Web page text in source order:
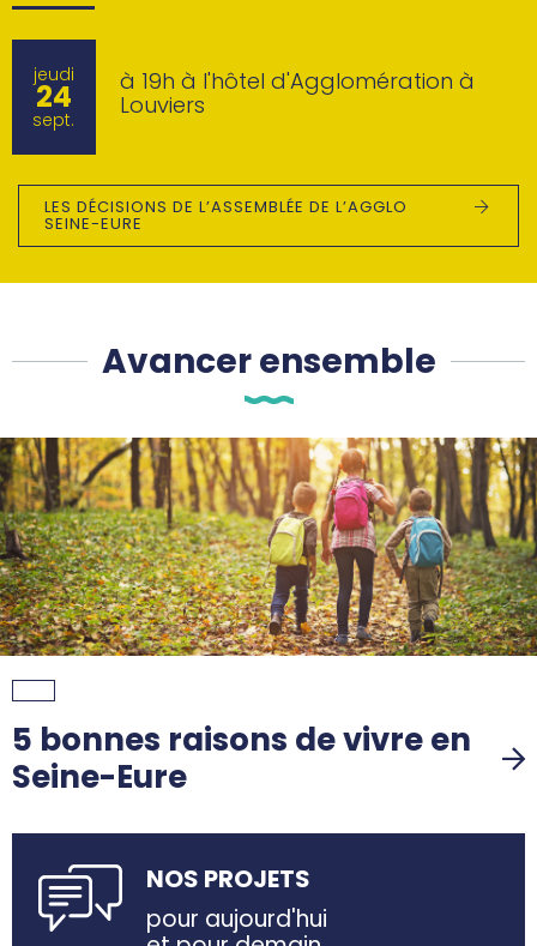
jeudi
24
sept.
à 19h à l'hôtel d'Agglomération à
Louviers
LES DÉCISIONS DE L’ASSEMBLÉE DE L’AGGLO
SEINE-EURE
Avancer ensemble
5 bonnes raisons de vivre en
Seine-Eure
NOS PROJETS
pour aujourd'hui